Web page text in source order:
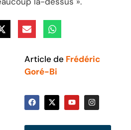
Article de Frédéric
Goré-Bi